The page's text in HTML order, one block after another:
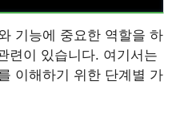
기능에 중요한 역할을 하
련이 있습니다. 여기서는
이해하기 위한 단계별 가